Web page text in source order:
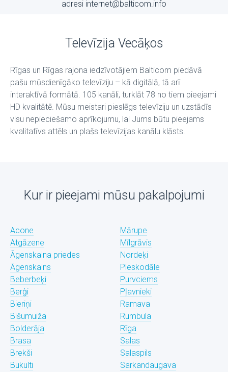
adresi internet@balticom.info
Televīzija Vecāķos
Rīgas un Rīgas rajona iedzīvotājiem Balticom piedāvā
pašu mūsdienīgāko televīziju – kā digitālā, tā arī
interaktīvā formātā. 105 kanāli, turklāt 78 no tiem pieejami
HD kvalitātē. Mūsu meistari pieslēgs televīziju un uzstādīs
visu nepieciešamo aprīkojumu, lai Jums būtu pieejams
kvalitatīvs attēls un plašs televīzijas kanālu klāsts.
Kur ir pieejami mūsu pakalpojumi
Acone
Atgāzene
Āgenskalna priedes
Āgenskalns
Beberbeķi
Berģi
Bieriņi
Bišumuiža
Bolderāja
Brasa
Brekši
Bukulti
Mārupe
Mīlgrāvis
Nordeķi
Pleskodāle
Purvciems
Pļavnieki
Ramava
Rumbula
Rīga
Salas
Salaspils
Sarkandaugava